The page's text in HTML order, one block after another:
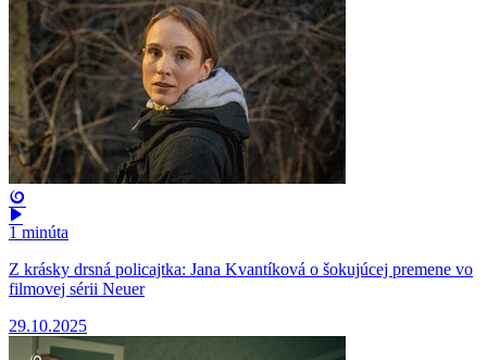
1 minúta
Z krásky drsná policajtka: Jana Kvantíková o šokujúcej premene vo
filmovej sérii Neuer
29.10.2025